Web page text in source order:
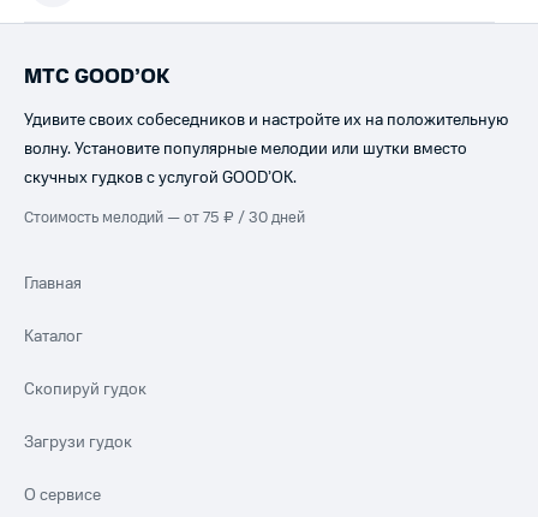
МТС GOOD’OK
Удивите своих собеседников и настройте их на положительную
волну. Установите популярные мелодии или шутки вместо
скучных гудков с услугой GOOD’OK.
Стоимость мелодий — от 75 ₽ / 30 дней
Главная
Каталог
Скопируй гудок
Загрузи гудок
О сервисе